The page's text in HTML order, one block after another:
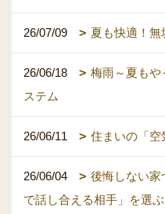
26/07/09 夏も快適！無
26/06/18
梅雨～夏もや
ステム
26/06/11 住まいの「空
26/06/04
後悔しない家
で話し合える相手」を選ぶ